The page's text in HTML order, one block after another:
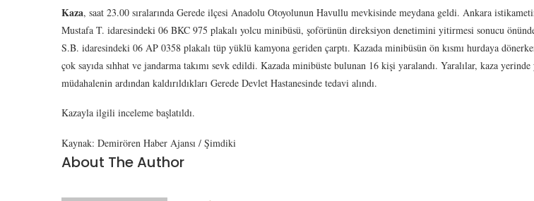
Kaza, saat 23.00 sıralarında Gerede ilçesi Anadolu Otoyolunun Havullu mevkisinde meydana geldi. Ankara
Mustafa T. idaresindeki 06 BKC 975 plakalı yolcu minibüsü, şoförünün direksiyon denetimini yitirmesi sonucu
S.B. idaresindeki 06 AP 0358 plakalı tüp yüklü kamyona geriden çarptı. Kazada minibüsün ön kısmı hurdaya
çok sayıda sıhhat ve jandarma takımı sevk edildi. Kazada minibüste bulunan 16 kişi yaralandı. Yaralılar, kaza
müdahalenin ardından kaldırıldıkları Gerede Devlet Hastanesinde tedavi alındı.
Kazayla ilgili inceleme başlatıldı.
Kaynak: Demirören Haber Ajansı / Şimdiki
About The Author